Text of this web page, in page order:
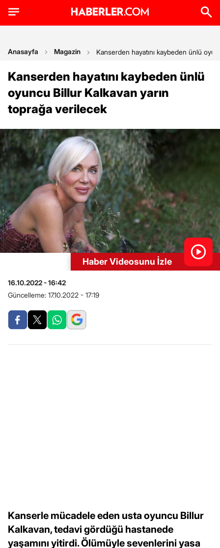
Anasayfa Magazin Kanserden hayatını kaybeden ünlü
Kanserden hayatını kaybeden ünlü
oyuncu Billur Kalkavan yarın
toprağa verilecek
Haber Videosunu İzle
16.10.2022 - 16:42
Güncelleme: 17.10.2022 - 17:19
Kanserle mücadele eden usta oyuncu Billur
Kalkavan, tedavi gördüğü hastanede
yaşamını yitirdi. Ölümüyle sevenlerini yasa